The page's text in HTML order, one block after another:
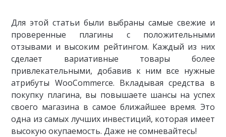
Для этой статьи были выбраны самые свежие и
проверенные плагины с положительными
отзывами и высоким рейтингом. Каждый из них
сделает вариативные товары более
привлекательными, добавив к ним все нужные
атрибуты WooCommerce. Вкладывая средства в
покупку плагина, вы повышаете шансы на успех
своего магазина в самое ближайшее время. Это
одна из самых лучших инвестиций, которая имеет
высокую окупаемость. Даже не сомневайтесь!